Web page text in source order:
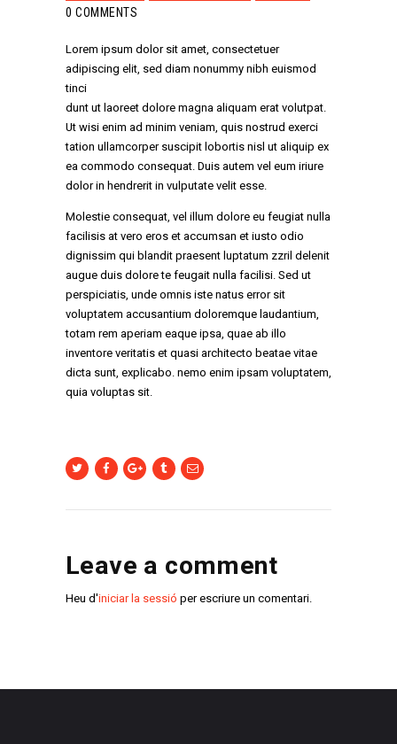
0 COMMENTS
Lorem ipsum dolor sit amet, consectetuer
adipiscing elit, sed diam nonummy nibh euismod
tinci
dunt ut laoreet dolore magna aliquam erat volutpat.
Ut wisi enim ad minim veniam, quis nostrud exerci
tation ullamcorper suscipit lobortis nisl ut aliquip ex
ea commodo consequat. Duis autem vel eum iriure
dolor in hendrerit in vulputate velit esse.
Molestie consequat, vel illum dolore eu feugiat nulla
facilisis at vero eros et accumsan et iusto odio
dignissim qui blandit praesent luptatum zzril delenit
augue duis dolore te feugait nulla facilisi. Sed ut
perspiciatis, unde omnis iste natus error sit
voluptatem accusantium doloremque laudantium,
totam rem aperiam eaque ipsa, quae ab illo
inventore veritatis et quasi architecto beatae vitae
dicta sunt, explicabo. nemo enim ipsam voluptatem,
quia voluptas sit.
Leave a comment
Heu d'iniciar la sessió per escriure un comentari.